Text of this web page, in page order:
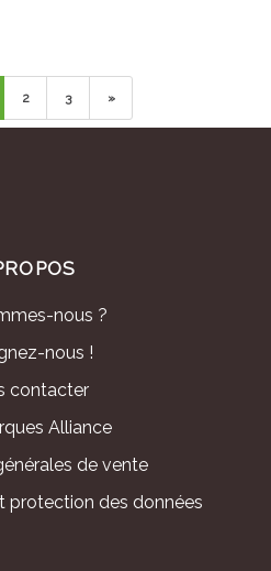
2 3 »
nous ?
nous !
contacter
Alliance
de vente
protection des données